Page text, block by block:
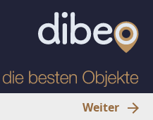
Weiter